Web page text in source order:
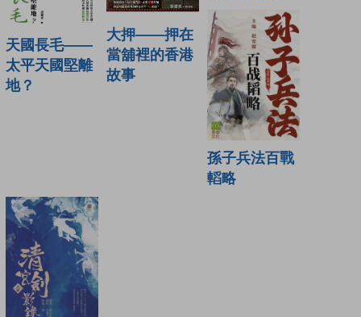
天國長毛——
太平天國堅離
地？
大押——押在
當舖裡的香港
故事
孫子兵法百戰
轁略